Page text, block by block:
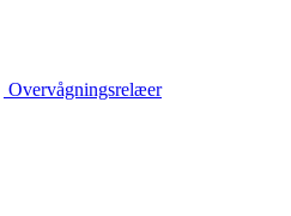
Overvågningsrelæer